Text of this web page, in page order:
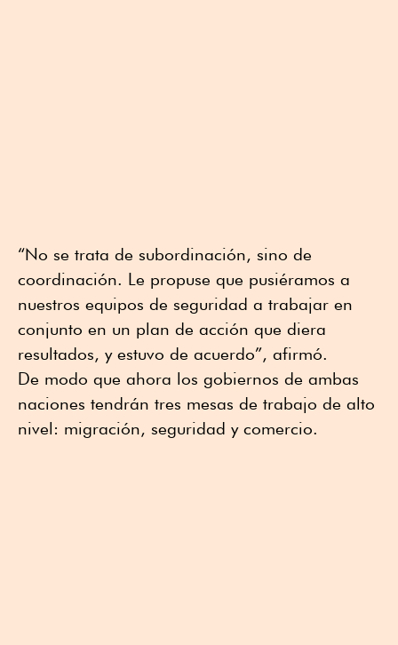
“No se trata de subordinación, sino de
coordinación. Le propuse que pusiéramos a
nuestros equipos de seguridad a trabajar en
conjunto en un plan de acción que diera
resultados, y estuvo de acuerdo”, afirmó.
De modo que ahora los gobiernos de ambas
naciones tendrán tres mesas de trabajo de alto
nivel: migración, seguridad y comercio.